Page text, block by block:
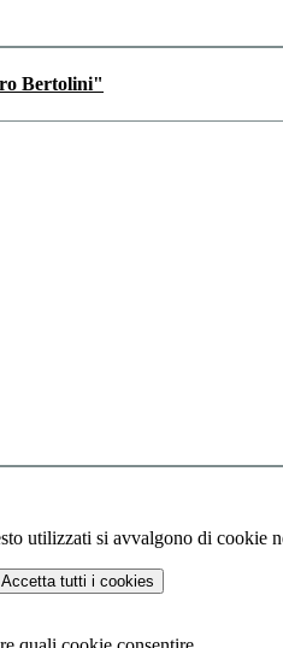
Bertolini"
utilizzati si avvalgono di cookie
Accetta tutti i cookies